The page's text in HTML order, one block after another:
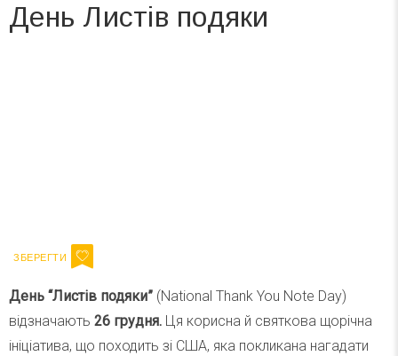
День Листів подяки
День “Листів подяки” (National Thank You Note Day)
відзначають 26 грудня. Ця корисна й святкова щорічна
ініціатива, що походить зі США, яка покликана нагадати